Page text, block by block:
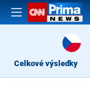
Celkové výsledky